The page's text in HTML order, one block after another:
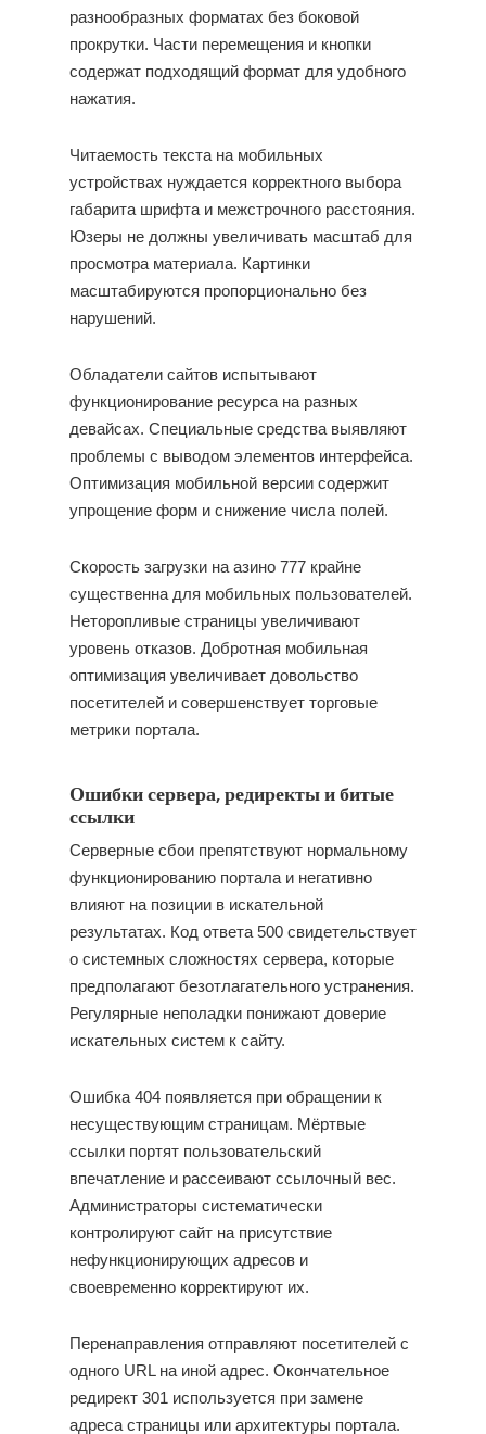
разнообразных форматах без боковой
прокрутки. Части перемещения и кнопки
содержат подходящий формат для удобного
нажатия.
Читаемость текста на мобильных
устройствах нуждается корректного выбора
габарита шрифта и межстрочного расстояния.
Юзеры не должны увеличивать масштаб для
просмотра материала. Картинки
масштабируются пропорционально без
нарушений.
Обладатели сайтов испытывают
функционирование ресурса на разных
девайсах. Специальные средства выявляют
проблемы с выводом элементов интерфейса.
Оптимизация мобильной версии содержит
упрощение форм и снижение числа полей.
Скорость загрузки на азино 777 крайне
существенна для мобильных пользователей.
Неторопливые страницы увеличивают
уровень отказов. Добротная мобильная
оптимизация увеличивает довольство
посетителей и совершенствует торговые
метрики портала.
Ошибки сервера, редиректы и битые
ссылки
Серверные сбои препятствуют нормальному
функционированию портала и негативно
влияют на позиции в искательной
результатах. Код ответа 500 свидетельствует
о системных сложностях сервера, которые
предполагают безотлагательного устранения.
Регулярные неполадки понижают доверие
искательных систем к сайту.
Ошибка 404 появляется при обращении к
несуществующим страницам. Мёртвые
ссылки портят пользовательский
впечатление и рассеивают ссылочный вес.
Администраторы систематически
контролируют сайт на присутствие
нефункционирующих адресов и
своевременно корректируют их.
Перенаправления отправляют посетителей с
одного URL на иной адрес. Окончательное
редирект 301 используется при замене
адреса страницы или архитектуры портала.